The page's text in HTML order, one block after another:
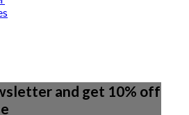
and get 10% off